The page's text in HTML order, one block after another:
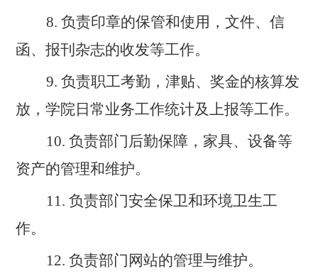
8.负责印章的保管和使用，文件、信
函、报刊杂志的收发等工作。
9.负责职工考勤，津贴、奖金的核算发
放，学院日常业务工作统计及上报等工作。
10.负责部门后勤保障，家具、设备等
资产的管理和维护。
11.负责部门安全保卫和环境卫生工
作。
12.负责部门 网站的管理与维护。